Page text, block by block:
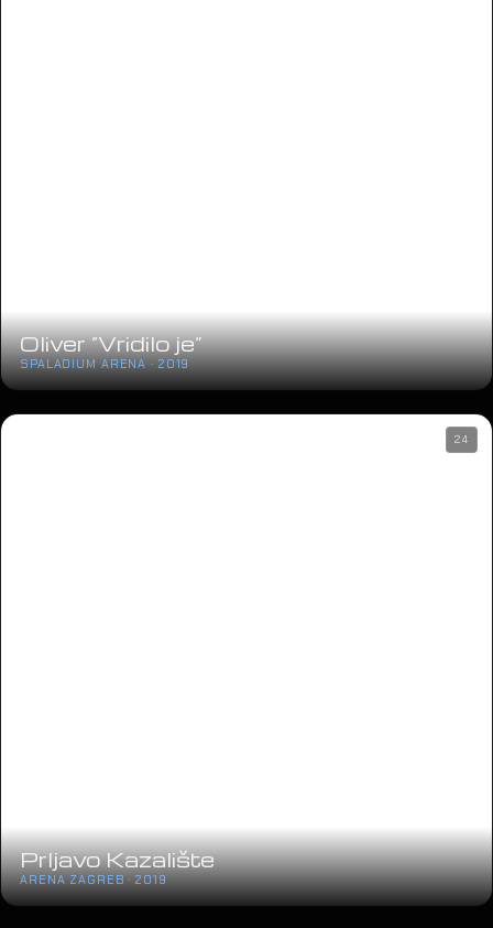
Oliver “Vridilo je”
SPALADIUM ARENA · 2019
Prljavo Kazalište
ARENA ZAGREB · 2019
24